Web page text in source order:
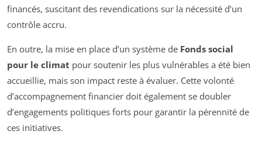
financés, suscitant des revendications sur la nécessité d’un
contrôle accru.
En outre, la mise en place d’un système de Fonds social
pour le climat pour soutenir les plus vulnérables a été bien
accueillie, mais son impact reste à évaluer. Cette volonté
d’accompagnement financier doit également se doubler
d’engagements politiques forts pour garantir la pérennité de
ces initiatives.